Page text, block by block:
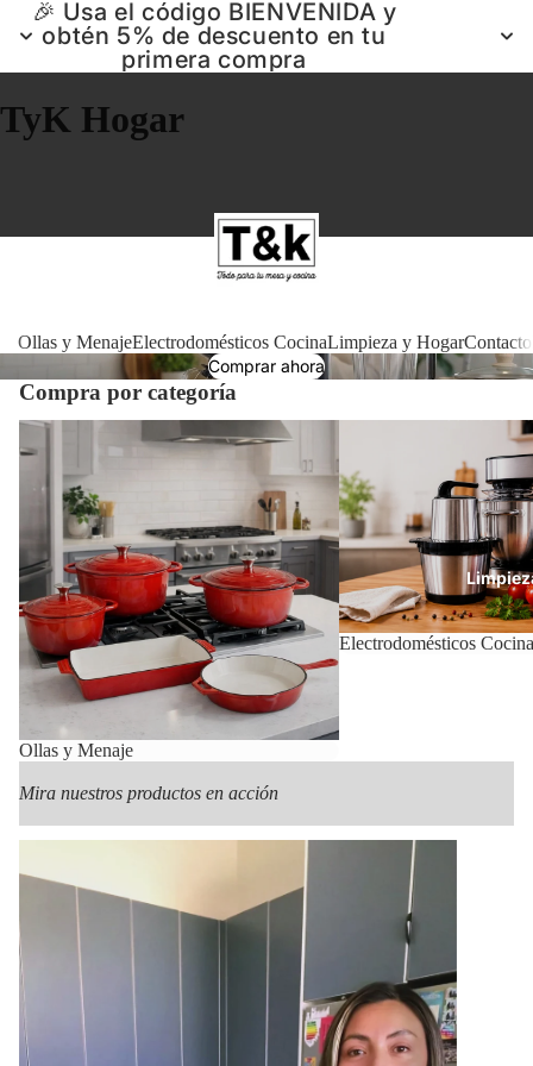
🎉 Usa el código BIENVENIDA y
obtén 5% de descuento en tu
primera compra
TyK Hogar
Ollas y MenajeElectrodomésticos CocinaLimpieza y HogarContacto
Comprar ahora
Compra por categoría
Ollas y Menaje
Ollas y Menaje
Electrodomésticos Cocina
Electrodomésticos Cocina
Mira nuestros productos en acción